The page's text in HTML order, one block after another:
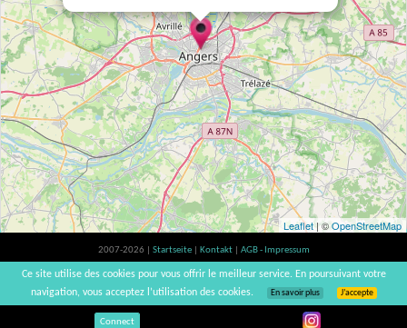
Leaflet| ©OpenStreetMap
2007-2026 | Startseite Kontakt
AGB - Impressum
Der Verzehr von Alkohol ist gesundheitsschädlich, Verzehr in Maßen empfohlen |
vinsnaturels | v3.12
Connect
Ce site utilise des cookies pour vous offrir le meilleur service. En poursuivant votre
navigation, vous acceptez l’utilisation des cookies.
En savoir plus J’accepte